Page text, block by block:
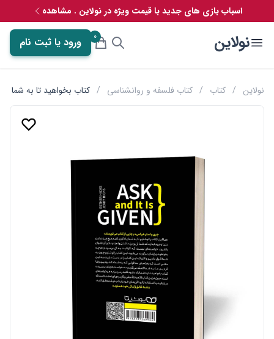
اسباب بازی های جدید با قیمت ویژه در نولاین . مشاهده
نولاین 0 ورود یا ثبت نام
نولاین / کتاب / کتاب فلسفه و روانشناسی / کتاب بخواهید تا به شما